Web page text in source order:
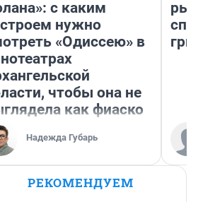
с каким
нужно
«Одиссею» в
чтобы она не
как фиаско
Надежда Губарь
РЕКОМЕНДУЕМ